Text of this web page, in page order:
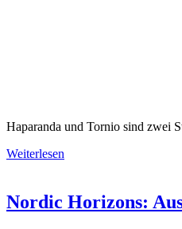
Haparanda und Tornio sind zwei
Weiterlesen
Nordic Horizons: